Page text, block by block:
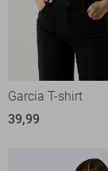
Garcia T-shirt
39,99